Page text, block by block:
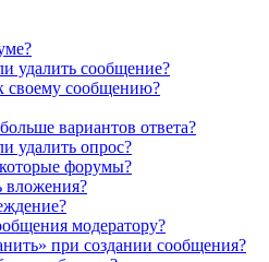
удалить сообщение?
своему сообщению?
вариантов ответа?
удалить опрос?
форумы?
вложения?
модератору?
при создании сообщения?